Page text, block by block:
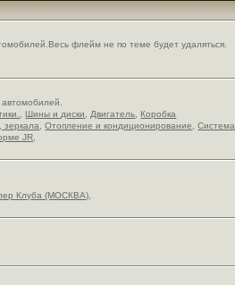
флейм не по теме будет удаляться.
Шины и диски Двигатель
Коробка
зеркала ,Отопление и кондиционирование ,Система
JR
Клуба (МОСКВА)